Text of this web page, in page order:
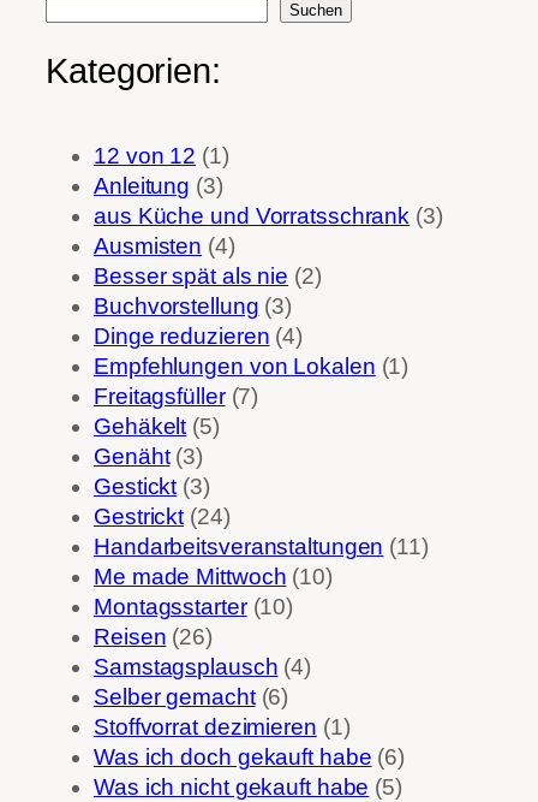
Suchen
Kategorien:
12 von 12 (1)
Anleitung (3)
aus Küche und Vorratsschrank (3)
Ausmisten (4)
Besser spät als nie (2)
Buchvorstellung (3)
Dinge reduzieren (4)
Empfehlungen von Lokalen (1)
Freitagsfüller(7)
Gehäkelt (5)
Genäht(3)
Gestickt (3)
Gestrickt (24)
Handarbeitsveranstaltungen (11)
Me made Mittwoch (10)
Montagsstarter(10)
Reisen (26)
Samstagsplausch (4)
Selber gemacht(6)
Stoffvorrat dezimieren (1)
Was ich doch gekauft habe (6)
Was ich nicht gekauft habe (5)